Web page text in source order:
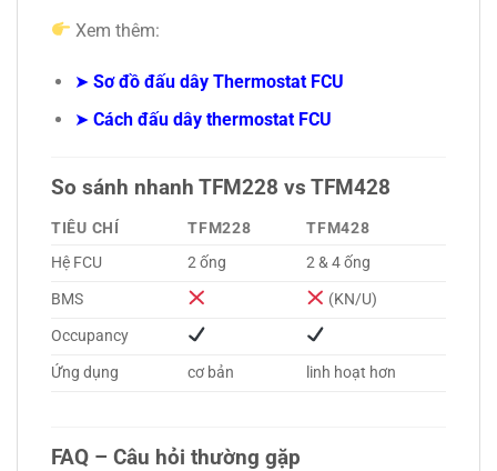
Xem thêm:
➤ Sơ đồ đấu dây Thermostat FCU
➤ Cách đấu dây thermostat FCU
So sánh nhanh TFM228 vs TFM428
TIÊU CHÍ TFM228
TFM428
Hệ FCU
2 ống
2 & 4 ống
BMS
(KN/U)
Occupancy
Ứng dụng
cơ bản linh hoạt hơn
FAQ – Câu hỏi thường gặp